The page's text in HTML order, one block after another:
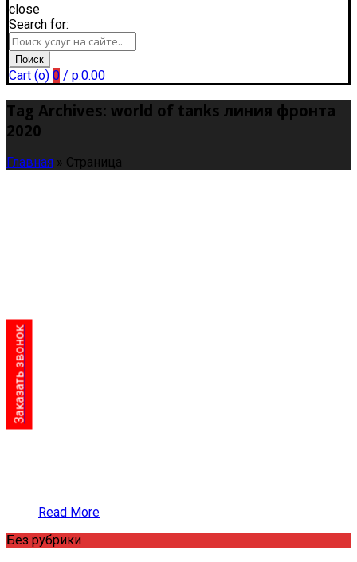
Регистрация
close
Search for:
Поиск
Cart (o) 0 / р.0.00
Tag Archives: world of tanks линия фронта
2020
Главная » Страница
Read More
Без рубрики
Заказать звонок